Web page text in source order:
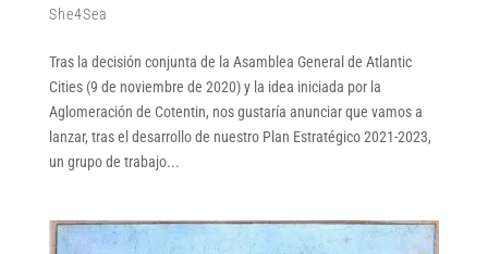
She4Sea
Tras la decisión conjunta de la Asamblea General de Atlantic
Cities (9 de noviembre de 2020) y la idea iniciada por la
Aglomeración de Cotentin, nos gustaría anunciar que vamos a
lanzar, tras el desarrollo de nuestro Plan Estratégico 2021-2023,
un grupo de trabajo...